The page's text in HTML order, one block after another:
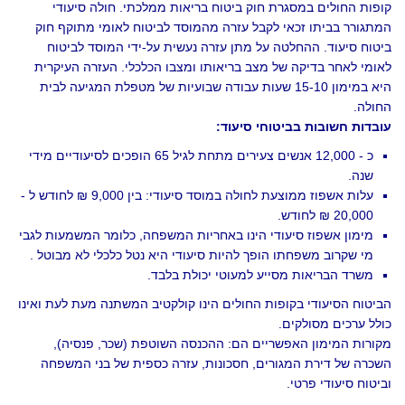
החולים במסגרת חוק ביטוח בריאות ממלכתי. חולה סיעודי
בביתו זכאי לקבל עזרה מהמוסד לביטוח לאומי מתוקף חוק
סיעוד. ההחלטה על מתן עזרה נעשית על-ידי המוסד לביטוח
לאחר בדיקה של מצב בריאותו ומצבו הכלכלי. העזרה העיקרית
היא במימון 15-10 שעות עבודה שבועיות של מטפלת המגיעה לבית
חשובות בביטוחי סיעוד:
כ - 12,000 אנשים צעירים מתחת לגיל 65 הופכים לסיעודיים מידי
שנה.
עלות אשפוז ממוצעת לחולה במוסד סיעודי: בין 9,000 ₪ לחודש ל -
20,000 ₪ לחודש.
מימון אשפוז סיעודי הינו באחריות המשפחה, כלומר המשמעות לגבי
מי שקרוב משפחתו הופך להיות סיעודי היא נטל כלכלי לא מבוטל .
משרד הבריאות מסייע למעוטי יכולת בלבד.
הסיעודי בקופות החולים הינו קולקטיב המשתנה מעת לעת ואינו
ערכים מסולקים.
המימון האפשריים הם: ההכנסה השוטפת (שכר, פנסיה),
של דירת המגורים, חסכונות, עזרה כספית של בני המשפחה
סיעודי פרטי.